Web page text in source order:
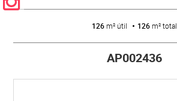
126m² útil 126m² total
AP002436